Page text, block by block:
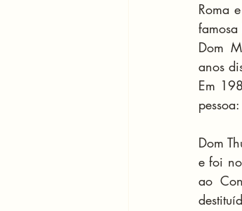
Roma
Dom
anos
Em
Dom
e foi
ao